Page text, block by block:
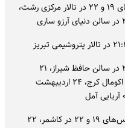
حجت اشرف‌زاده ۱۷ اردیبهشت سانس‌های ۱۹ و ۲۲ در تالار مرکزی رشت،
اشوان ۱۷ اردیبهشت سانس‌های ۱۹ و ۲۲ در سالن حافظ شیراز، ۲۱
اردیبهشت سانس‌های ۱۹ و ۲۲ در سالن اکومال کرج، ۲۴ اردیبهشت
مسعود صادقلو ۱۷ تا ۱۹ اردیبهشت سانس‌های ۱۹ و ۲۲ در کاشمر، ۲۲